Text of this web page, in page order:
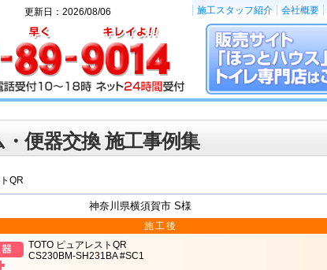
便器交換 施工事例集
QR
神奈川県横須賀市 S様
施工後
TOTO ピュアレストQR
CS230BM-SH231BA #SC1
更新日：2026/08/06 施工スタッフ紹介 会社概要